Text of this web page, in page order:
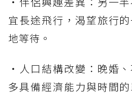
宜長途飛行，渴望旅行
地等待。
・人口結構改變：晚婚
多具備經濟能力與時間